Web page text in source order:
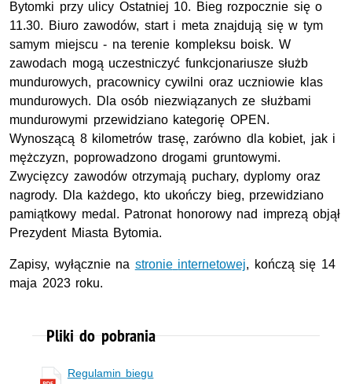
Bytomki przy ulicy Ostatniej 10. Bieg rozpocznie się o
11.30. Biuro zawodów, start i meta znajdują się w tym
samym miejscu - na terenie kompleksu boisk. W
zawodach mogą uczestniczyć funkcjonariusze służb
mundurowych, pracownicy cywilni oraz uczniowie klas
mundurowych. Dla osób niezwiązanych ze służbami
mundurowymi przewidziano kategorię OPEN.
Wynoszącą 8 kilometrów trasę, zarówno dla kobiet, jak i
mężczyzn, poprowadzono drogami gruntowymi.
Zwycięzcy zawodów otrzymają puchary, dyplomy oraz
nagrody. Dla każdego, kto ukończy bieg, przewidziano
pamiątkowy medal. Patronat honorowy nad imprezą objął
Prezydent Miasta Bytomia.
Zapisy, wyłącznie na stronie internetowej, kończą się 14
maja 2023 roku.
Pliki do pobrania
Regulamin biegu